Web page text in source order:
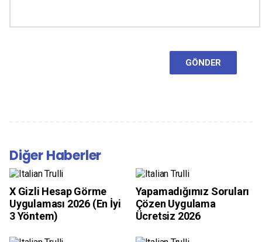
GÖNDER
Previous Previous post:
En İyi 8 Çizim Uygulamaları 2024
(Android ve iOS) PC
Next Next post: En İyi 9 Arayan Kim Uygulaması Ücretsiz
(2024)
Diğer Haberler
X Gizli Hesap Görme
Uygulaması 2026 (En İyi
3 Yöntem)
Yapamadığımız Soruları
Çözen Uygulama
Ücretsiz 2026